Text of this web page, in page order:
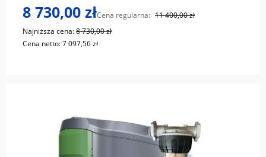
8 730,00 złCena regularna: 11 400,00 zł
Najniższa cena:8 730,00 zł
Cena netto:7 097,56 zł